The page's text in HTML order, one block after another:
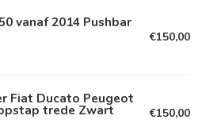
vanaf 2014 Pushbar
€150,00
Fiat Ducato Peugeot
trede Zwart €150,00